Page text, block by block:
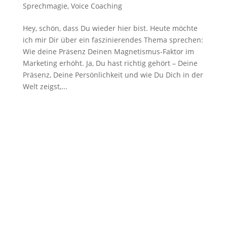
Sprechmagie, Voice Coaching
Hey, schön, dass Du wieder hier bist. Heute möchte
ich mir Dir über ein faszinierendes Thema sprechen:
Wie deine Präsenz Deinen Magnetismus-Faktor im
Marketing erhöht. Ja, Du hast richtig gehört – Deine
Präsenz, Deine Persönlichkeit und wie Du Dich in der
Welt zeigst,...